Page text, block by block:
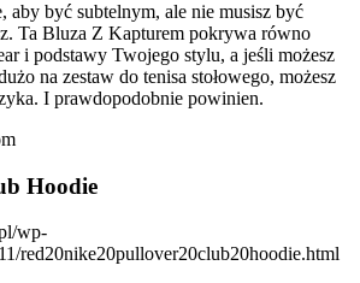
aby być subtelnym, ale nie musisz być
Ta Bluza Z Kapturem pokrywa równo
i podstawy Twojego stylu, a jeśli możesz
na zestaw do tenisa stołowego, możesz
I prawdopodobnie powinien.
Hoodie